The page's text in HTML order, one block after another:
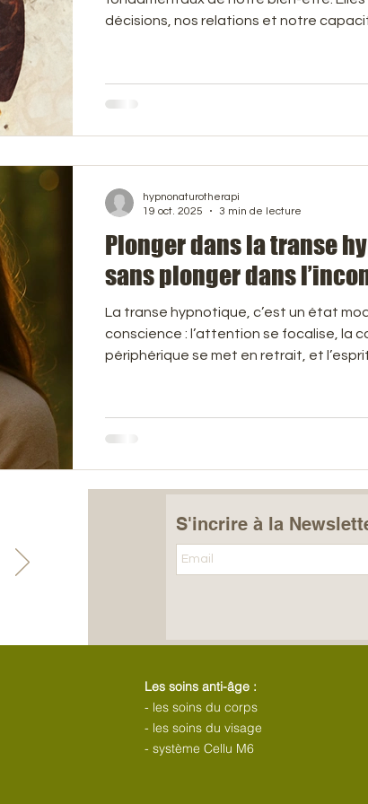
décisions, nos relations et notre
limitantes qui sont profondément
inconscient. C'est là que l'hypnose entre en jeu, offrant
Plonger dans la transe
sans plonger dans
La transe hypnotique, c’est un état
conscience : l’attention se focalise, la
périphérique se met en retrait, et
comme lire un bon livre : on est ici… et
nombreux praticiens en hypnose
hypnonaturotherapi
19 oct. 2025
3 min de lecture
S'incrire à la
Les soins anti-âge :
- les soins du corps
- les soins du visage
- système Cellu M6